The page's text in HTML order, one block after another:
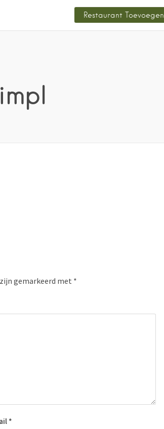
Restaurant Toevoegen
gemarkeerd met *
*